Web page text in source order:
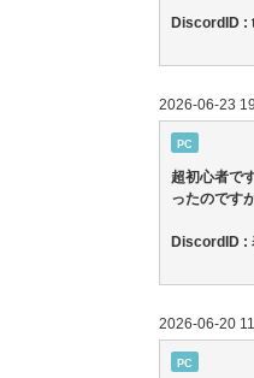
DiscordID :
2026-06-23
PC
超初心者で
ったのです
DiscordID :
2026-06-20
PC